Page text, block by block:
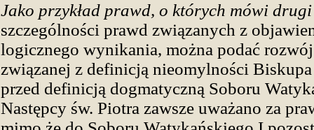
Jako przykład prawd, o których mówi
szczególności prawd związanych z
logicznego wynikania, można podać
związanej z definicją nieomylności
przed definicją dogmatyczną Soboru
Następcy św. Piotra zawsze uważano za